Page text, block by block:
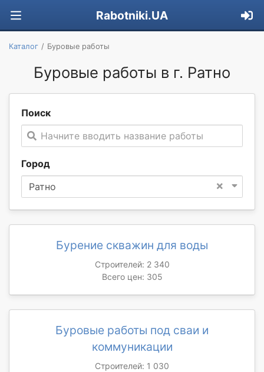
Rabotniki.UA
Каталог Буровые работы
Буровые работы в г. Ратно
Поиск
Начните вводить название работы
Город
×
Ратно
Бурение скважин для воды
Строителей: 2 340
Всего цен: 305
Буровые работы под сваи и
коммуникации
Строителей: 1 030